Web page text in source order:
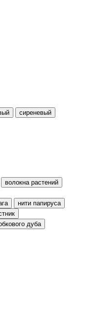
сиреневый
волокна растений
нити папируса
дуба